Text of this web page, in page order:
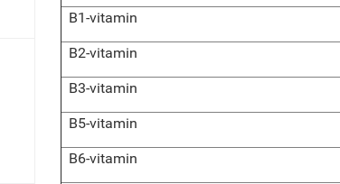
B1-vitamin
B2-vitamin
B3-vitamin
B5-vitamin
B6-vitamin